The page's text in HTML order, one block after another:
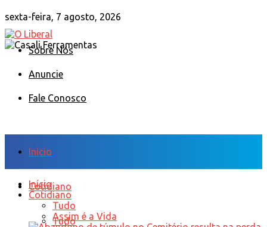
sexta-feira, 7 agosto, 2026
Sobre Nós
Anuncie
Fale Conosco
Início
Cotidiano
Tudo
Início
Cotidiano
Tudo
Assim é a Vida